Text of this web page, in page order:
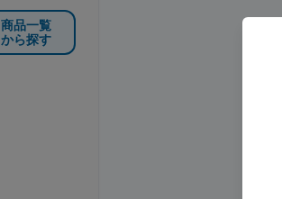
商品一覧
から探す